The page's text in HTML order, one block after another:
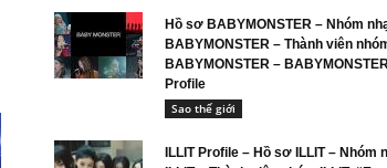
Hồ sơ BABYMONSTER – Nhóm
BABYMONSTER – Thành viên
BABYMONSTER –
Profile
Sao thế giới
ILLIT Profile – Hồ sơ ILLIT – Nhóm